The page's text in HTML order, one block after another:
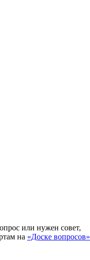
или нужен совет,
на «Доске вопросов»